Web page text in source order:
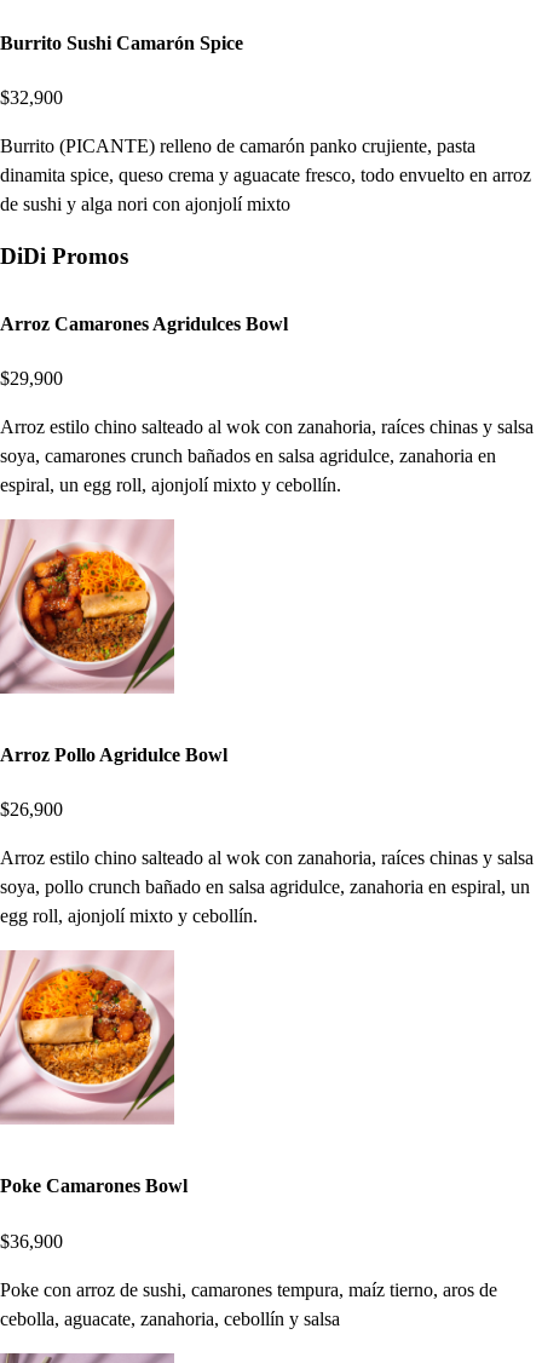
Burrito Sushi Camarón Spice
$32,900
Burrito (PICANTE) relleno de camarón panko crujiente, pasta
dinamita spice, queso crema y aguacate fresco, todo envuelto en arroz
de sushi y alga nori con ajonjolí mixto
DiDi Promos
Arroz Camarones Agridulces Bowl
$29,900
Arroz estilo chino salteado al wok con zanahoria, raíces chinas y salsa
soya, camarones crunch bañados en salsa agridulce, zanahoria en
espiral, un egg roll, ajonjolí mixto y cebollín.
Arroz Pollo Agridulce Bowl
$26,900
Arroz estilo chino salteado al wok con zanahoria, raíces chinas y salsa
soya, pollo crunch bañado en salsa agridulce, zanahoria en espiral, un
egg roll, ajonjolí mixto y cebollín.
Poke Camarones Bowl
$36,900
Poke con arroz de sushi, camarones tempura, maíz tierno, aros de
cebolla, aguacate, zanahoria, cebollín y salsa